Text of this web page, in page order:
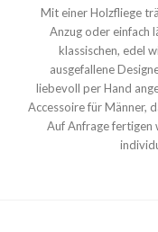
Mit einer Holzfliege
Anzug oder einfach
klassischen, edel
ausgefallene
liebevoll per Hand
Accessoire für Männer,
Auf Anfrage fertigen